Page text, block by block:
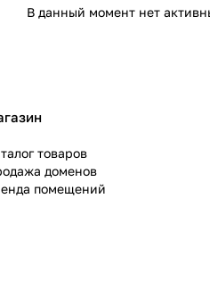
В данный момент нет
товаров
доменов
помещений